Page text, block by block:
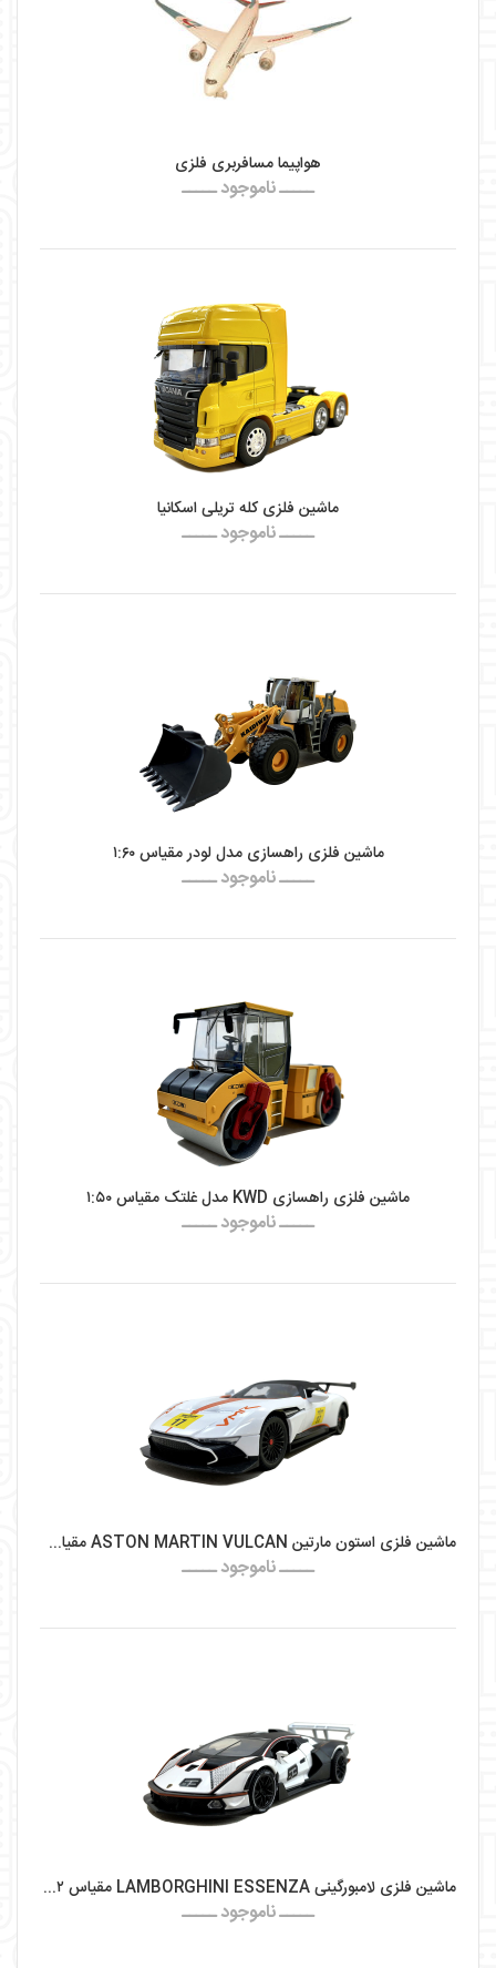
هواپيما مسافربری فلزی
ـــــ ناموجود ـــــ
ماشین فلزی کله تریلی اسکانیا
ـــــ ناموجود ـــــ
ماشین فلزی راهسازی مدل لودر مقیاس ۱:۶۰
ـــــ ناموجود ـــــ
ماشین فلزی راهسازی KWD مدل غلتک مقیاس ۱:۵۰
ـــــ ناموجود ـــــ
ماشین فلزی استون مارتین ASTON MARTIN VULCAN مقیاس ۱:۲۲
ـــــ ناموجود ـــــ
ماشین فلزی لامبورگینی LAMBORGHINI ESSENZA مقیاس ۱:۳۲
ـــــ ناموجود ـــــ